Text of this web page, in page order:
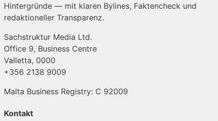
Hintergründe — mit klaren Bylines, Faktencheck und
redaktioneller Transparenz.
Sachstruktur Media Ltd.
Office 9, Business Centre
Valletta, 0000
+356 2138 9009
Malta Business Registry: C 92009
Kontakt